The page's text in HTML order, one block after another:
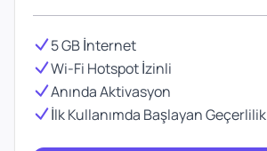
5 GB İnternet
Wi-Fi Hotspot İzinli
Anında Aktivasyon
İlk Kullanımda Başlayan Geçerlilik